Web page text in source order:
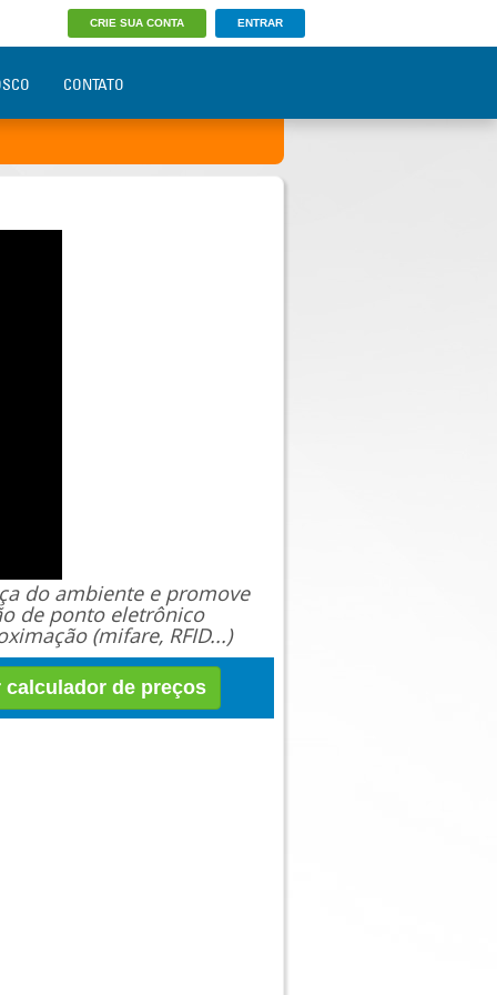
CRIE SUA CONTA ENTRAR
CONTATO
do ambiente e promove
de ponto eletrônico
(mifare, RFID...)
calculador de preços